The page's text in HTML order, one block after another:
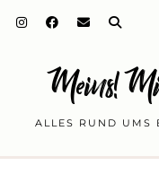
Meins!
ALLES RUND UMS